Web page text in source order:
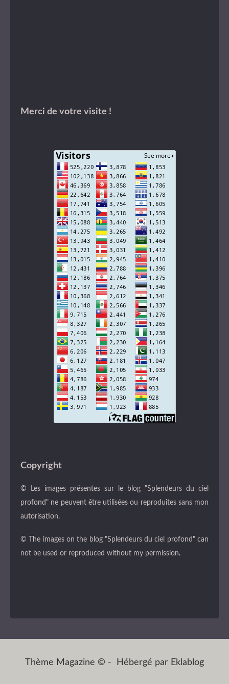
Merci de votre visite !
Copyright
© Les images présentes sur le blog "Splendeurs du ciel
profond" ne peuvent être utilisées ou reproduites sans mon
autorisation.
© The images on the blog "Splendeurs du ciel profond" can
not be used or reproduced without my permission.
Thème Magazine © - Hébergé par Eklablog